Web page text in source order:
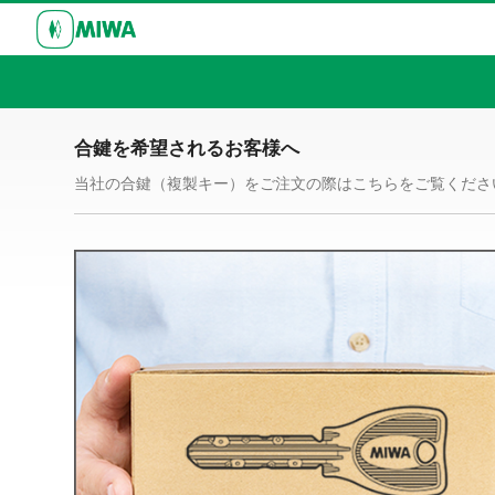
合鍵を希望されるお客様へ
当社の合鍵（複製キー）をご注文の際はこちらをご覧くだ